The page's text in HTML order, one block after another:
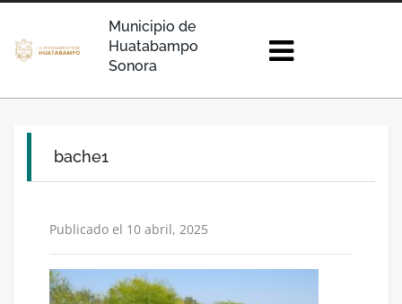
Municipio de
Huatabampo
Sonora
bache1
Publicado el 10 abril, 2025